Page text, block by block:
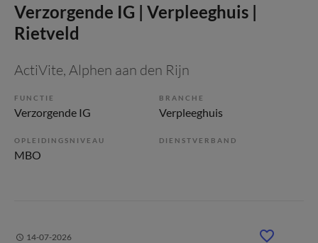
Verzorgende IG | Verpleeghuis |
Rietveld
ActiVite, Alphen aan den Rijn
FUNCTIE
Verzorgende IG
BRANCHE
Verpleeghuis
OPLEIDINGSNIVEAU
MBO
DIENSTVERBAND
14-07-2026